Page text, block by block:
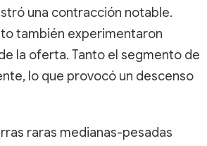
una contracción notable.
también experimentaron
la oferta. Tanto el segmento de
lo que provocó un descenso
raras medianas-pesadas